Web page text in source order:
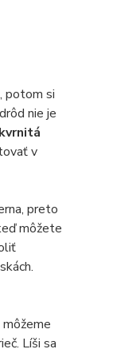
potom si
nie je
v
preto
môžete
Líši sa